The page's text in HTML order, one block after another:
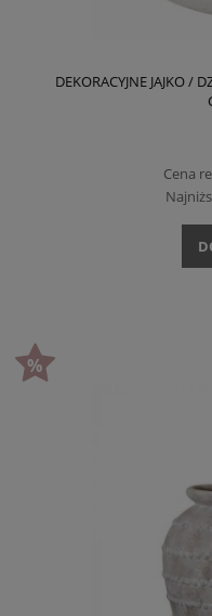
DEKORACYJNE JAJKO /
Cena